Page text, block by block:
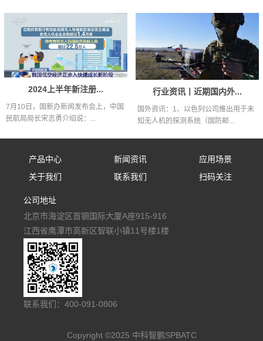
2024上半年新注册...
7月10日，国新办新闻发布会上，中国
民航局局长宋志勇介绍说：...
行业资讯丨近期国内外...
国外资讯：1、以色列公司推出用于未
知无人机的探测系统（国防邮...
产品中心
固定式防御设备
手持式防御设备
便携式防御设备
车载式防御设备
多级防御反无阵地
低空空域监管平台
新闻资讯
公司新闻
媒体报道
应用场景
应用场景
关于我们
公司简介
联系我们 扫码关注
公司地址
北京市海淀区首钢国际大厦A座915-916
江西省鹰潭市高新区智联小镇11号楼1楼
联系我们：400-091-0806
Copyright ©2025 中科智鹏SPBATC